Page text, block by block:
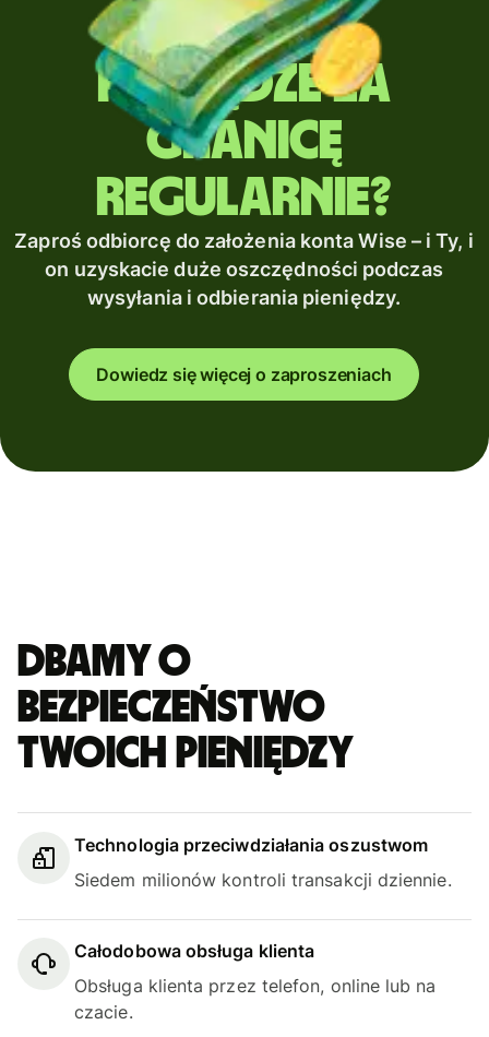
Wysyłasz
pieniądze za
granicę
regularnie?
Zaproś odbiorcę do założenia konta Wise – i Ty, i
on uzyskacie duże oszczędności podczas
wysyłania i odbierania pieniędzy.
Dowiedz się więcej o zaproszeniach
Dbamy o
bezpieczeństwo
Twoich pieniędzy
Technologia przeciwdziałania oszustwom
Siedem milionów kontroli transakcji dziennie.
Całodobowa obsługa klienta
Obsługa klienta przez telefon, online lub na
czacie.